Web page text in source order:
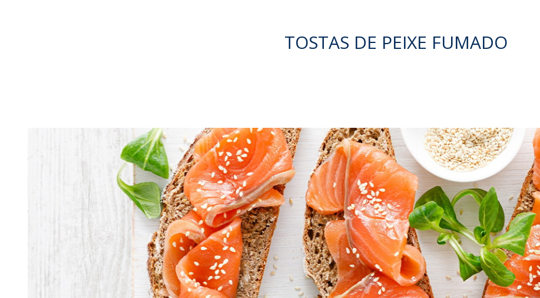
TOSTAS DE PEIXE FUMADO